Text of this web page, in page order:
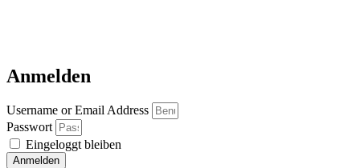
Anmelden
Username or Email Address
Passwort
Eingeloggt bleiben
Anmelden